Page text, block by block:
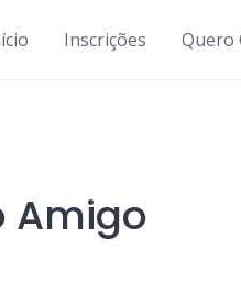
Inscrições Quero
Amigo